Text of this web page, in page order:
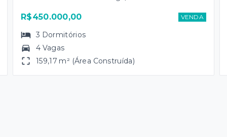
R$450.000,00 VENDA
3 Dormitórios
4 Vagas
159,17 m² (Área Construída)